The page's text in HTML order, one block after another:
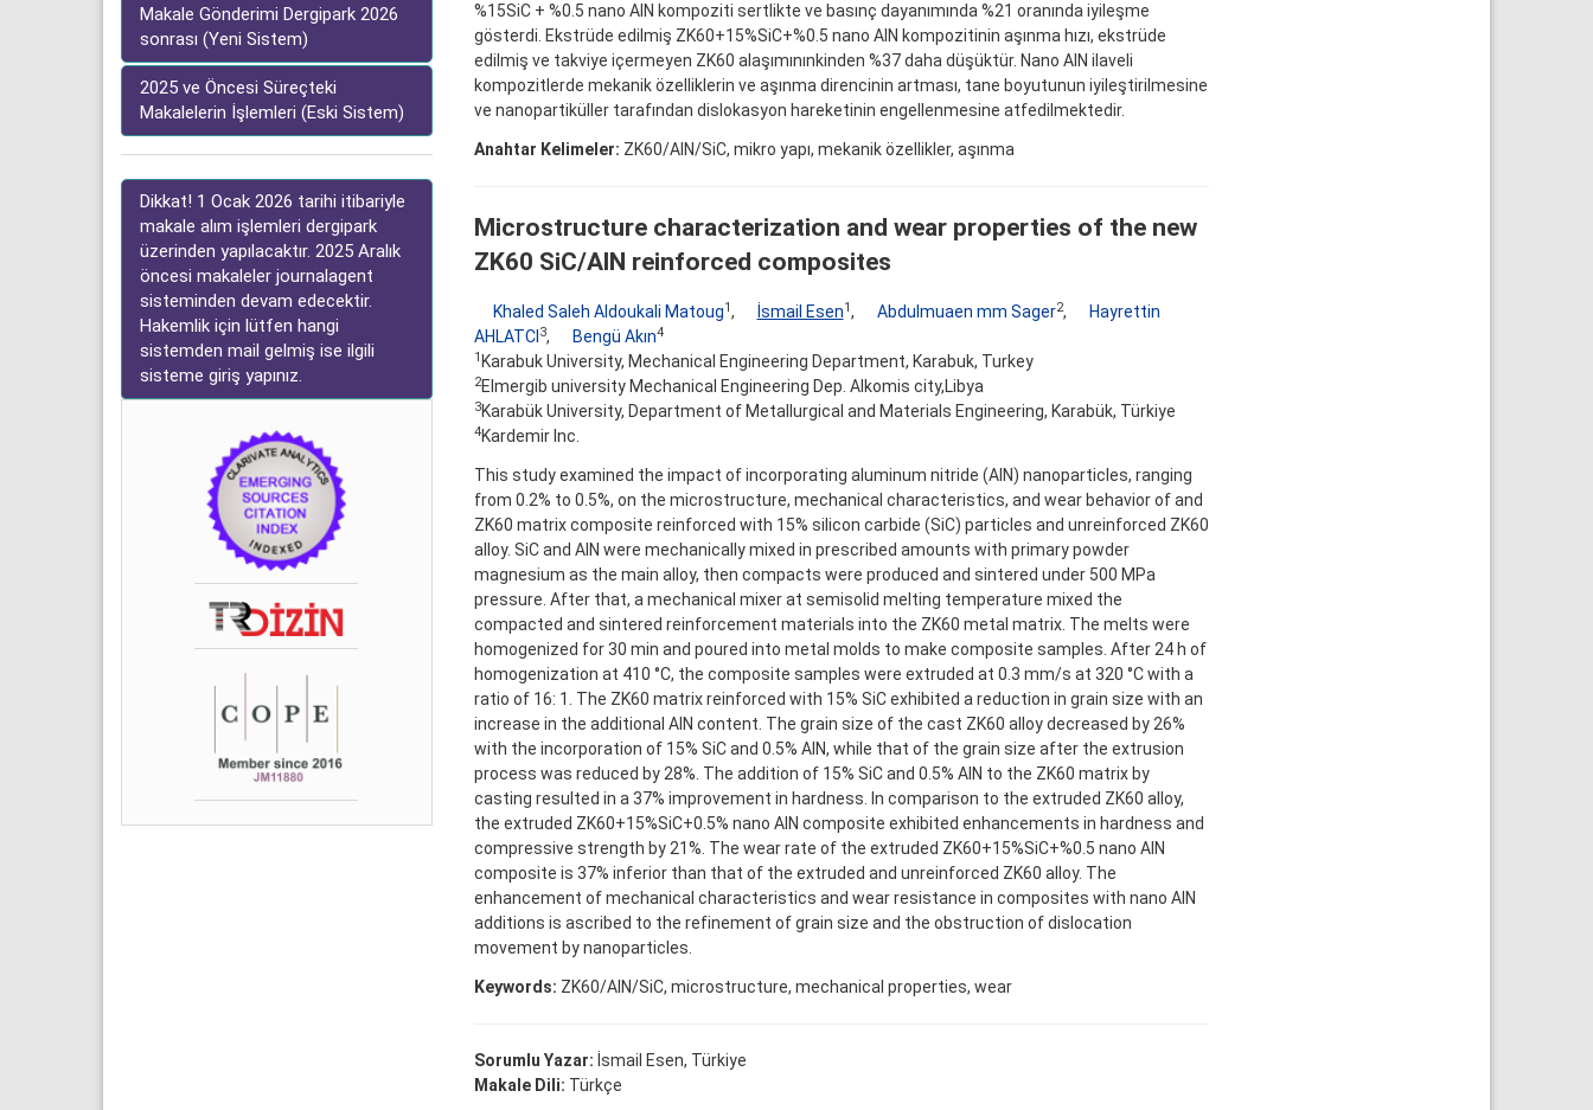
Makale Gönderimi Dergipark 2026
sonrası (Yeni Sistem)
2025 ve Öncesi Süreçteki
Makalelerin İşlemleri (Eski Sistem)
Dikkat! 1 Ocak 2026 tarihi itibariyle
makale alım işlemleri dergipark
üzerinden yapılacaktır. 2025 Aralık
öncesi makaleler journalagent
sisteminden devam edecektir.
Hakemlik için lütfen hangi
sistemden mail gelmiş ise ilgili
sisteme giriş yapınız.
%15SiC + %0.5 nano AlN kompoziti sertlikte ve basınç dayanımında %21 oranında iyileşme
gösterdi. Ekstrüde edilmiş ZK60+15%SiC+%0.5 nano AlN kompozitinin aşınma hızı, ekstrüde
edilmiş ve takviye içermeyen ZK60 alaşımınınkinden %37 daha düşüktür. Nano AlN ilaveli
kompozitlerde mekanik özelliklerin ve aşınma direncinin artması, tane boyutunun iyileştirilmesine
ve nanopartiküller tarafından dislokasyon hareketinin engellenmesine atfedilmektedir.
Anahtar Kelimeler: ZK60/AIN/SiC, mikro yapı, mekanik özellikler, aşınma
Microstructure characterization and wear properties of the new
ZK60 SiC/AlN reinforced composites
Khaled Saleh Aldoukali Matoug1, İsmail Esen1, Abdulmuaen mm Sager2,
Hayrettin
AHLATCI 3, Bengü Akın4
1 Karabuk University, Mechanical Engineering Department, Karabuk, Turkey
2Elmergib university Mechanical Engineering Dep. Alkomis city,Libya
3Karabük University, Department of Metallurgical and Materials Engineering, Karabük, Türkiye
4Kardemir Inc.
This study examined the impact of incorporating aluminum nitride (AlN) nanoparticles, ranging
from 0.2% to 0.5%, on the microstructure, mechanical characteristics, and wear behavior of and
ZK60 matrix composite reinforced with 15% silicon carbide (SiC) particles and unreinforced ZK60
alloy. SiC and AlN were mechanically mixed in prescribed amounts with primary powder
magnesium as the main alloy, then compacts were produced and sintered under 500 MPa
pressure. After that, a mechanical mixer at semisolid melting temperature mixed the
compacted and sintered reinforcement materials into the ZK60 metal matrix. The melts were
homogenized for 30 min and poured into metal molds to make composite samples. After 24 h of
homogenization at 410 °C, the composite samples were extruded at 0.3 mm/s at 320 °C with a
ratio of 16: 1. The ZK60 matrix reinforced with 15% SiC exhibited a reduction in grain size with an
increase in the additional AlN content. The grain size of the cast ZK60 alloy decreased by 26%
with the incorporation of 15% SiC and 0.5% AlN, while that of the grain size after the extrusion
process was reduced by 28%. The addition of 15% SiC and 0.5% AlN to the ZK60 matrix by
casting resulted in a 37% improvement in hardness. In comparison to the extruded ZK60 alloy,
the extruded ZK60+15%SiC+0.5% nano AlN composite exhibited enhancements in hardness and
compressive strength by 21%. The wear rate of the extruded ZK60+15%SiC+%0.5 nano AlN
composite is 37% inferior than that of the extruded and unreinforced ZK60 alloy. The
enhancement of mechanical characteristics and wear resistance in composites with nano AlN
additions is ascribed to the refinement of grain size and the obstruction of dislocation
movement by nanoparticles.
Keywords: ZK60/AIN/SiC, microstructure, mechanical properties, wear
Sorumlu Yazar: İsmail Esen, Türkiye
Makale Dili: Türkçe